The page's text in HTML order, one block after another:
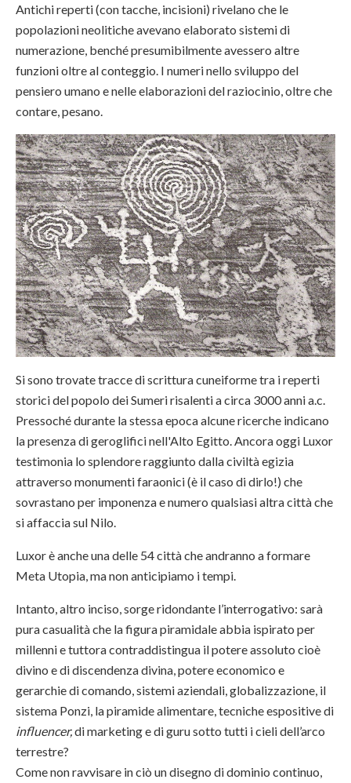
Antichi reperti (con tacche, incisioni) rivelano che le
popolazioni neolitiche avevano elaborato sistemi di
numerazione, benché presumibilmente avessero altre
funzioni oltre al conteggio. I numeri nello sviluppo del
pensiero umano e nelle elaborazioni del raziocinio, oltre che
contare, pesano.
Si sono trovate tracce di scrittura cuneiforme tra i reperti
storici del popolo dei Sumeri risalenti a circa 3000 anni a.c.
Pressoché durante la stessa epoca alcune ricerche indicano
la presenza di geroglifici nell'Alto Egitto. Ancora oggi Luxor
testimonia lo splendore raggiunto dalla civiltà egizia
attraverso monumenti faraonici (è il caso di dirlo!) che
sovrastano per imponenza e numero qualsiasi altra città che
si affaccia sul Nilo.
Luxor è anche una delle 54 città che andranno a formare
Meta Utopia, ma non anticipiamo i tempi.
Intanto, altro inciso, sorge ridondante l’interrogativo: sarà
pura casualità che la figura piramidale abbia ispirato per
millenni e tuttora contraddistingua il potere assoluto cioè
divino e di discendenza divina, potere economico e
gerarchie di comando, sistemi aziendali, globalizzazione, il
sistema Ponzi, la piramide alimentare, tecniche espositive di
influencer,di marketing e di guru sotto tutti i cieli dell’arco
terrestre?
Come non ravvisare in ciò un disegno di dominio continuo,